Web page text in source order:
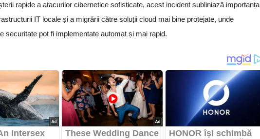
rapide a atacurilor cibernetice sofisticate, acest incident subliniază importanța
IT locale și a migrării către soluții cloud mai bine protejate, unde
securitate pot fi implementate automat și mai rapid.